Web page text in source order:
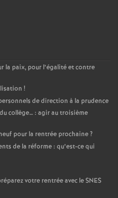
la paix, pour l’égalité et contre
!
de direction à la prudence
collège… : agir au troisième
pour la rentrée prochaine?
de la réforme : qu’est-ce qui
votre rentrée avec le SNES